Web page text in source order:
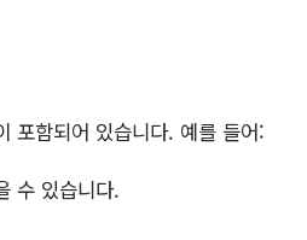
포함되어 있습니다. 예를 들어:
수 있습니다.